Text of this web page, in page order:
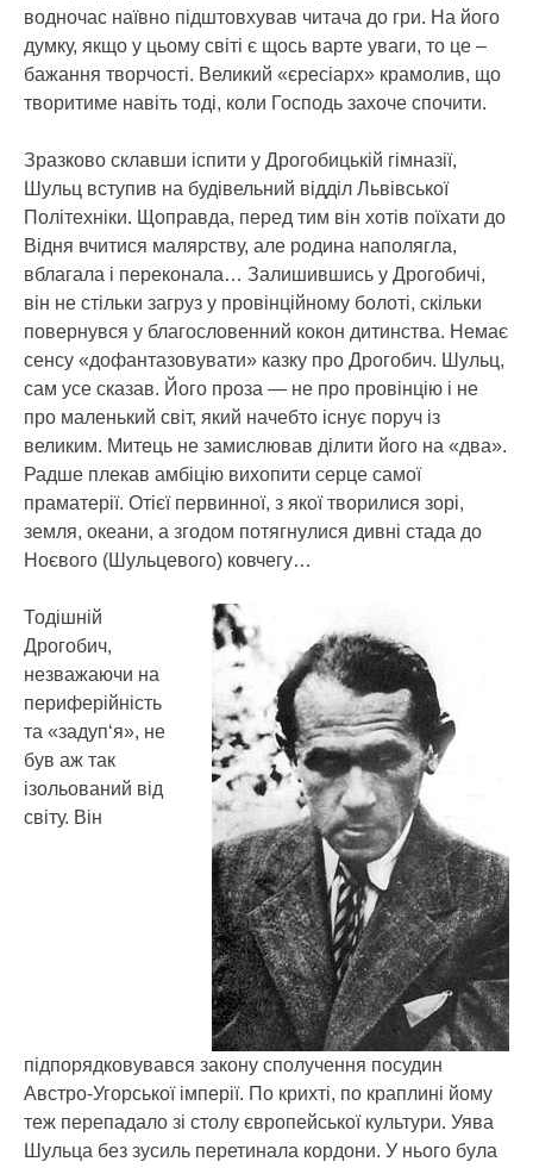
водночас наївно підштовхував читача до гри. На його
думку, якщо у цьому світі є щось варте уваги, то це –
бажання творчості. Великий «єресіарх» крамолив, що
творитиме навіть тоді, коли Господь захоче спочити.
Зразково склавши іспити у Дрогобицькій гімназії,
Шульц вступив на будівельний відділ Львівської
Політехніки. Щоправда, перед тим він хотів поїхати до
Відня вчитися малярству, але родина наполягла,
вблагала і переконала… Залишившись у Дрогобичі,
він не стільки загруз у провінційному болоті, скільки
повернувся у благословенний кокон дитинства. Немає
сенсу «дофантазовувати» казку про Дрогобич. Шульц,
сам усе сказав. Його проза — не про провінцію і не
про маленький світ, який начебто існує поруч із
великим. Митець не замислював ділити його на «два».
Радше плекав амбіцію вихопити серце самої
праматерії. Отієї первинної, з якої творилися зорі,
земля, океани, а згодом потягнулися дивні стада до
Ноєвого (Шульцевого) ковчегу…
Тодішній
Дрогобич,
незважаючи на
периферійність
та «задуп‘я», не
був аж так
ізольований від
світу. Він
підпорядковувався закону сполучення посудин
Австро-Угорської імперії. По крихті, по краплині йому
теж перепадало зі столу європейської культури. Уява
Шульца без зусиль перетинала кордони. У нього була